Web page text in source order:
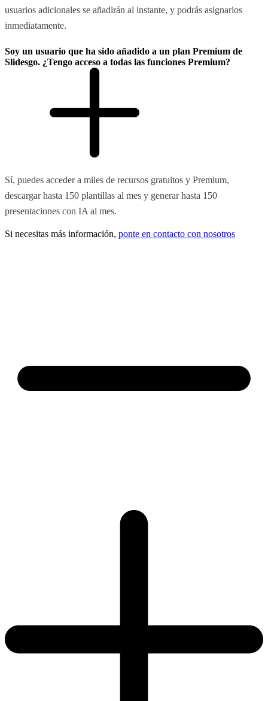
usuarios adicionales se añadirán al instante, y podrás asignarlos
inmediatamente.
Soy un usuario que ha sido añadido a un plan Premium de
Slidesgo. ¿Tengo acceso a todas las funciones Premium?
Sí, puedes acceder a miles de recursos gratuitos y Premium,
descargar hasta 150 plantillas al mes y generar hasta 150
presentaciones con IA al mes.
Si necesitas más información, ponte en contacto con nosotros